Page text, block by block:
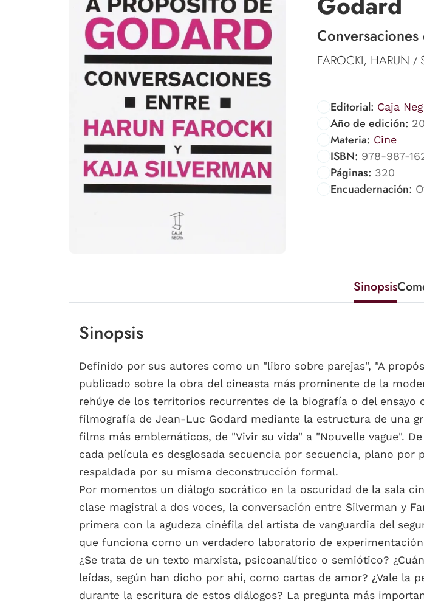
Conversaciones
FAROCKI, HARUN /
Editorial: Caja
Año de edición:
Materia: Cine
ISBN: 978-987-
Páginas: 320
Encuadernación:
Sinopsis
Sinopsis
Definido por sus autores como un "libro sobre parejas", "A
publicado sobre la obra del cineasta más prominente de la
rehúye de los territorios recurrentes de la biografía o del
filmografía de Jean-Luc Godard mediante la estructura de una
films más emblemáticos, de "Vivir su vida" a "Nouvelle vague".
cada película es desglosada secuencia por secuencia, plano
respaldada por su misma deconstrucción formal.
Por momentos un diálogo socrático en la oscuridad de la sala
clase magistral a dos voces, la conversación entre Silverman y
primera con la agudeza cinéfila del artista de vanguardia del
que funciona como un verdadero laboratorio de
¿Se trata de un texto marxista, psicoanalítico o semiótico?
leídas, según han dicho por ahí, como cartas de amor? ¿Vale la
durante la escritura de estos diálogos? La pregunta más